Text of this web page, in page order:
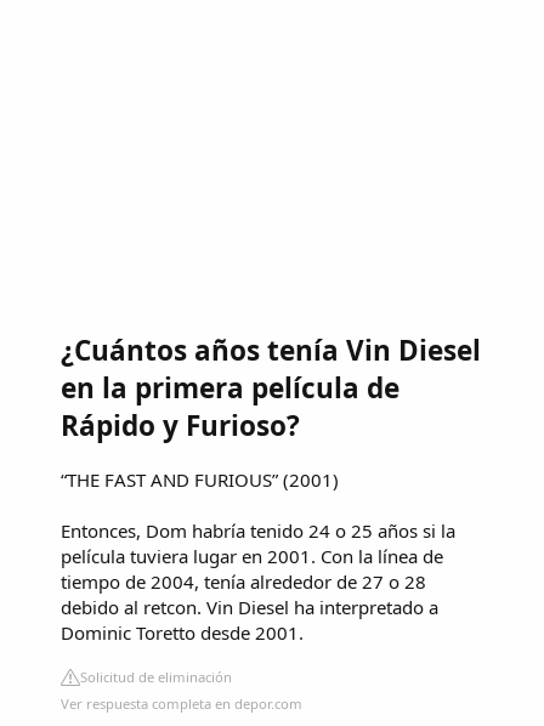
¿Cuántos años tenía Vin Diesel
en la primera película de
Rápido y Furioso?
“THE FAST AND FURIOUS” (2001)
Entonces, Dom habría tenido 24 o 25 años si la
película tuviera lugar en 2001. Con la línea de
tiempo de 2004, tenía alrededor de 27 o 28
debido al retcon. Vin Diesel ha interpretado a
Dominic Toretto desde 2001.
Solicitud de eliminación
Ver respuesta completa en depor.com